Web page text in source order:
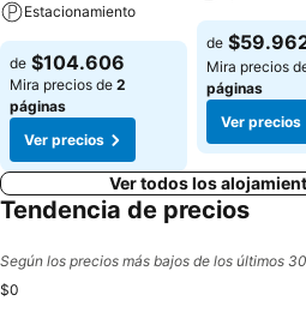
Estacionamiento
de $104.606
Mira precios de 2
páginas
Ver precios
de
Mira precios
páginas
Ver precios
Ver todos los
Tendencia de precios
Según los precios más bajos de los últimos
$0